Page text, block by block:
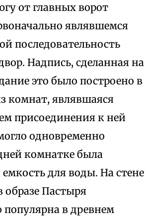
от главных ворот
являвшемся
последовательность
Надпись, сделанная на
это было построено в
комнат, являвшаяся
присоединения к ней
одновременно
комнатке была
для воды. На стене
образе Пастыря
в древнем